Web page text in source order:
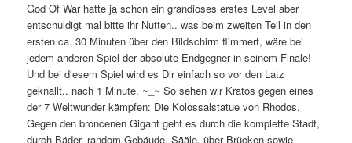
God Of War hatte ja schon ein grandioses erstes Level aber
entschuldigt mal bitte ihr Nutten.. was beim zweiten Teil in den
ersten ca. 30 Minuten über den Bildschirm flimmert, wäre bei
jedem anderen Spiel der absolute Endgegner in seinem Finale!
Und bei diesem Spiel wird es Dir einfach so vor den Latz
geknallt.. nach 1 Minute. ~_~ So sehen wir Kratos gegen eines
der 7 Weltwunder kämpfen: Die Kolossalstatue von Rhodos.
Gegen den broncenen Gigant geht es durch die komplette Stadt,
durch Bäder, random Gebäude, Sääle, über Brücken sowie